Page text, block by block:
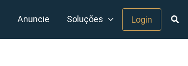
Anuncie Soluções Login